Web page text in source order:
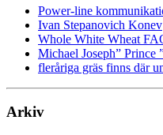
Power-line
Ivan Stepanovich Konev
Whole White Wheat
Michael Joseph” Prince
fleråriga gräs finns där
Arkiv